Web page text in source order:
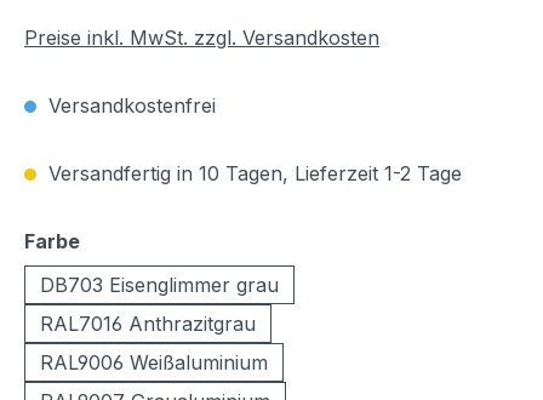
Preise inkl. MwSt. zzgl. Versandkosten
Versandkostenfrei
Versandfertig in 10 Tagen, Lieferzeit 1-2 Tage
Farbeauswählen
DB703 Eisenglimmer grau
RAL7016 Anthrazitgrau
RAL9006 Weißaluminium